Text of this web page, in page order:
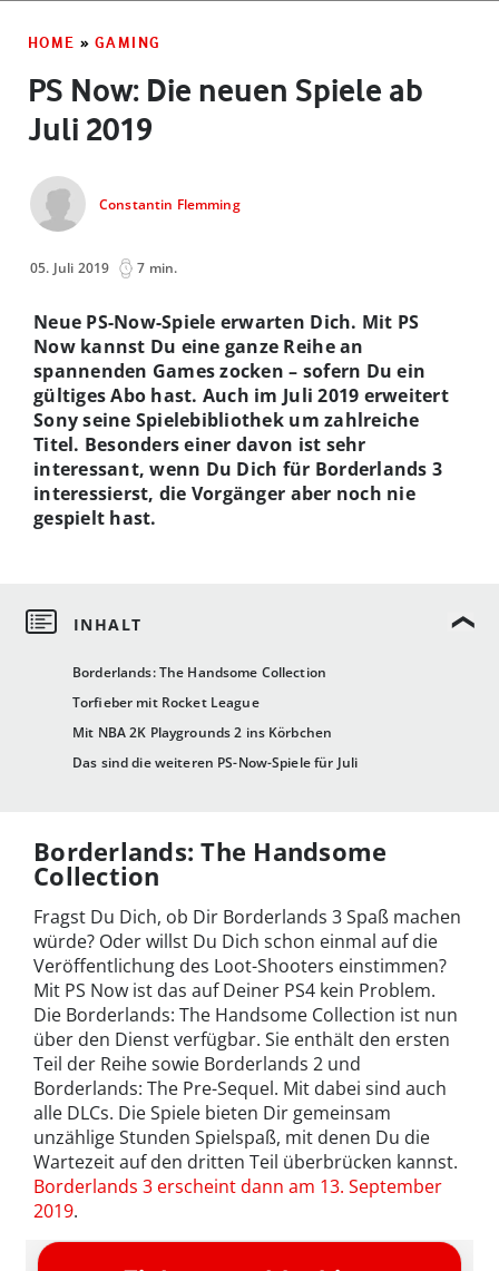
HOME » GAMING
PS Now: Die neuen Spiele ab
Juli 2019
Constantin Flemming
05. Juli 2019 7 min.
Borderlands: The Handsome Collection
Torfieber mit Rocket League
Mit NBA 2K Playgrounds 2 ins Körbchen
Das sind die weiteren PS-Now-Spiele für Juli
Neue PS-Now-Spiele erwarten Dich. Mit PS
Now kannst Du eine ganze Reihe an
spannenden Games zocken – sofern Du ein
gültiges Abo hast. Auch im Juli 2019 erweitert
Sony seine Spielebibliothek um zahlreiche
Titel. Besonders einer davon ist sehr
interessant, wenn Du Dich für Borderlands 3
interessierst, die Vorgänger aber noch nie
gespielt hast.
Borderlands: The Handsome
Collection
Fragst Du Dich, ob Dir Borderlands 3 Spaß machen
würde? Oder willst Du Dich schon einmal auf die
Veröffentlichung des Loot-Shooters einstimmen?
Mit PS Now ist das auf Deiner PS4 kein Problem.
Die Borderlands: The Handsome Collection ist nun
über den Dienst verfügbar. Sie enthält den ersten
Teil der Reihe sowie Borderlands 2 und
Borderlands: The Pre-Sequel. Mit dabei sind auch
alle DLCs. Die Spiele bieten Dir gemeinsam
unzählige Stunden Spielspaß, mit denen Du die
Wartezeit auf den dritten Teil überbrücken kannst.
Borderlands 3 erscheint dann am 13. September
2019.